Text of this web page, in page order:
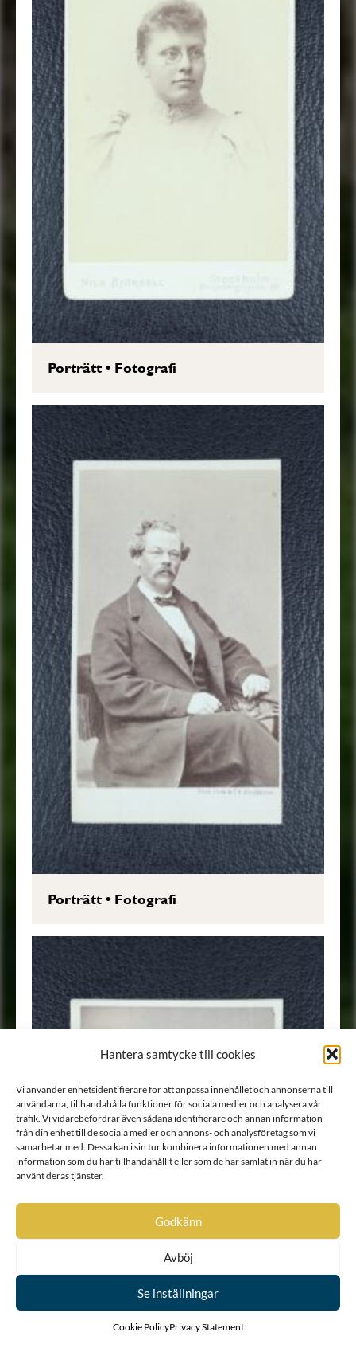
Hantera samtycke till cookies
Vi använder enhetsidentifierare för att anpassa innehållet och annonserna till
användarna, tillhandahålla funktioner för sociala medier och analysera vår
trafik. Vi vidarebefordrar även sådana identifierare och annan information
från din enhet till de sociala medier och annons- och analysföretag som vi
samarbetar med. Dessa kan i sin tur kombinera informationen med annan
information som du har tillhandahållit eller som de har samlat in när du har
använt deras tjänster.
Godkänn
Avböj
Se inställningar
Cookie PolicyPrivacy Statement
Porträtt• Fotografi
Porträtt• Fotografi